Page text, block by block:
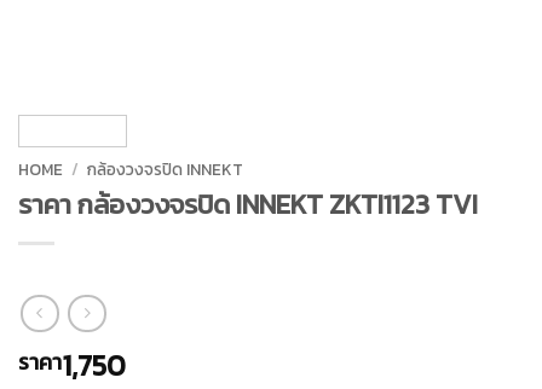
HOME / กล้องวงจรปิด INNEKT
ราคา กล้องวงจรปิด INNEKT ZKTI1123 TVI
ราคา1,750